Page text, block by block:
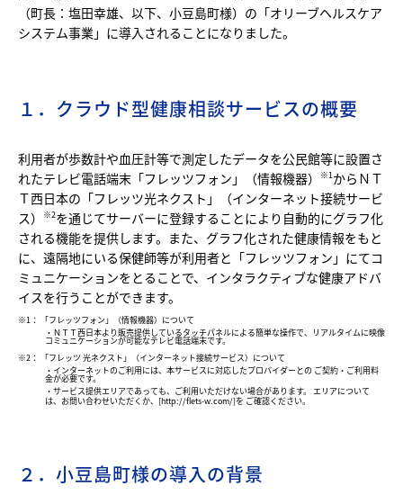
（町長：塩田幸雄、以下、小豆島町様）の「オリーブヘルスケア
システム事業」に導入されることになりました。
１．クラウド型健康相談サービスの概要
利用者が歩数計や血圧計等で測定したデータを公民館等に設置さ
れたテレビ電話端末「フレッツフォン」（情報機器）
※1からＮＴ
Ｔ西日本の「フレッツ光ネクスト」（インターネット接続サービ
ス）
※2を通じてサーバーに登録することにより自動的にグラフ化
される機能を提供します。また、グラフ化された健康情報をもと
に、遠隔地にいる保健師等が利用者と「フレッツフォン」にてコ
ミュニケーションをとることで、インタラクティブな健康アドバ
イスを行うことができます。
※1： 「フレッツフォン」（情報機器）について
・ＮＴＴ西日本より販売提供しているタッチパネルによる簡単な操作で、リアルタイムに映像
コミュニケーションが可能なテレビ電話端末です。
※2： 「フレッツ 光ネクスト」（インターネット接続サービス）について
・インターネットのご利用には、本サービスに対応したプロバイダーとの ご契約・ご利用料
金が必要です。
・サービス提供エリアであっても、ご利用いただけない場合があります。 エリアについて
は、お問い合わせいただくか、[http://flets-w.com/]を ご確認ください。
２．小豆島町様の導入の背景